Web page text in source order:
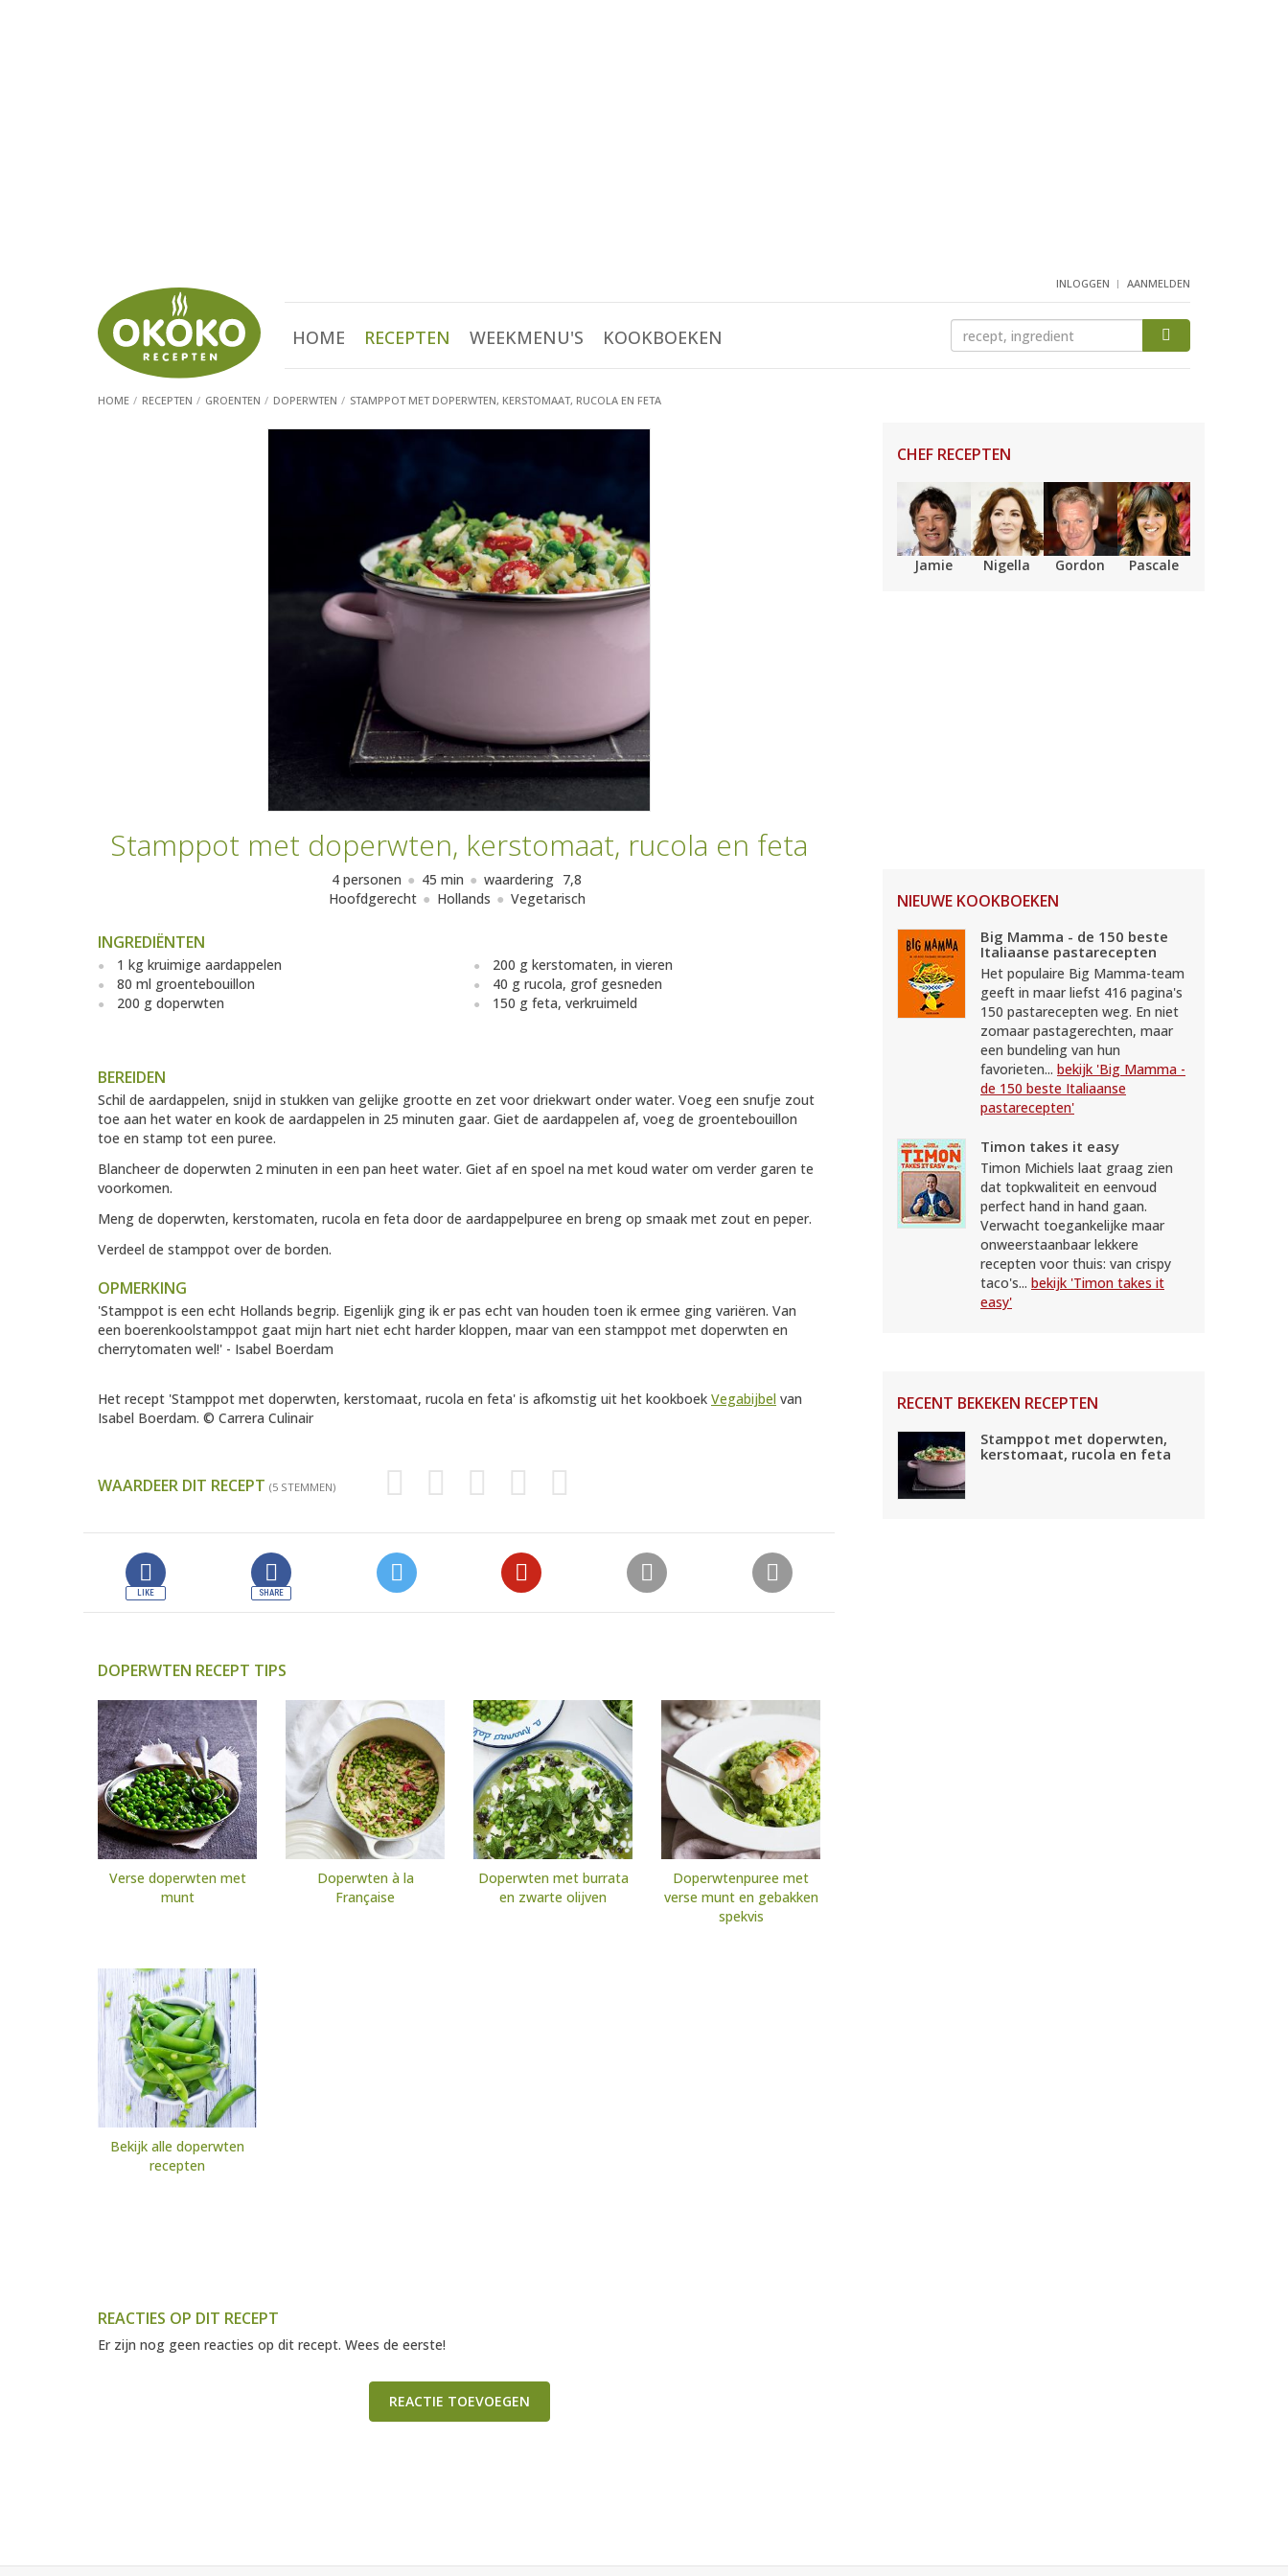
INLOGGEN AANMELDEN
HOME RECEPTEN WEEKMENU'S KOOKBOEKEN
HOME RECEPTEN GROENTEN DOPERWTEN STAMPPOT MET DOPERWTEN, KERSTOMAAT, RUCOLA EN FETA
Stamppot met doperwten, kerstomaat, rucola en feta
4 personen 45 min waardering 7,8
Hoofdgerecht
Hollands Vegetarisch
INGREDIËNTEN
1 kg kruimige aardappelen
80 ml groentebouillon
200 g doperwten
200 g kerstomaten, in vieren
40 g rucola, grof gesneden
150 g feta, verkruimeld
BEREIDEN
Schil de aardappelen, snijd in stukken van gelijke grootte en zet voor driekwart onder water. Voeg een snufje zout
toe aan het water en kook de aardappelen in 25 minuten gaar. Giet de aardappelen af, voeg de groentebouillon
toe en stamp tot een puree.
Blancheer de doperwten 2 minuten in een pan heet water. Giet af en spoel na met koud water om verder garen te
voorkomen.
Meng de doperwten, kerstomaten, rucola en feta door de aardappelpuree en breng op smaak met zout en peper.
Verdeel de stamppot over de borden.
OPMERKING
'Stamppot is een echt Hollands begrip. Eigenlijk ging ik er pas echt van houden toen ik ermee ging variëren. Van
een boerenkoolstamppot gaat mijn hart niet echt harder kloppen, maar van een stamppot met doperwten en
cherrytomaten wel!' - Isabel Boerdam
Het recept 'Stamppot met doperwten, kerstomaat, rucola en feta' is afkomstig uit het kookboek Vegabijbel van
Isabel Boerdam. © Carrera Culinair
WAARDEER DIT RECEPT (5 STEMMEN)
DOPERWTEN RECEPT TIPS
Verse doperwten met
munt
Doperwten à la
Française
Doperwten met burrata
en zwarte olijven
Doperwtenpuree met
verse munt en gebakken
spekvis
Bekijk alle doperwten
recepten
REACTIES OP DIT RECEPT
Er zijn nog geen reacties op dit recept. Wees de eerste!
REACTIE TOEVOEGEN
CHEF RECEPTEN
Jamie Nigella Gordon Pascale
NIEUWE KOOKBOEKEN
Big Mamma - de 150 beste
Italiaanse pastarecepten
Het populaire Big Mamma-team
geeft in maar liefst 416 pagina's
150 pastarecepten weg. En niet
zomaar pastagerechten, maar
een bundeling van hun
favorieten... bekijk 'Big Mamma -
de 150 beste Italiaanse
pastarecepten'
Timon takes it easy
Timon Michiels laat graag zien
dat topkwaliteit en eenvoud
perfect hand in hand gaan.
Verwacht toegankelijke maar
onweerstaanbaar lekkere
recepten voor thuis: van crispy
taco's... bekijk 'Timon takes it
easy'
RECENT BEKEKEN RECEPTEN
Stamppot met doperwten,
kerstomaat, rucola en feta